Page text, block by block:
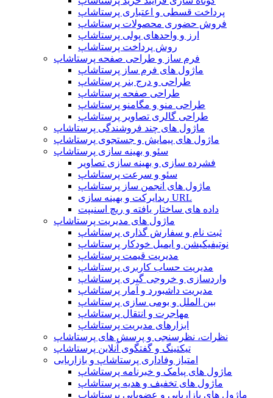
پرداخت قسطی و اعتباری پرستاشاپ
فروش حضوری محصولات پرستاشاپ
ارز و واحدهای پولی پرستاشاپ
روش پرداخت پرستاشاپ
فرم ساز و طراحی صفحه پرستاشاپ
ماژول های فرم ساز پرستاشاپ
طراحی و درج بنر پرستاشاپ
طراحی صفحه پرستاشاپ
طراحی منو و مگامنو پرستاشاپ
طراحی گالری تصاویر پرستاشاپ
ماژول های چند فروشندگی پرستاشاپ
ماژول های پیمایش و جستجوی پرستاشاپ
سئو و بهینه سازی پرستاشاپ
فشرده سازی و بهینه سازی تصاویر
سئو و سرعت پرستاشاپ
ماژول های انجمن ساز پرستاشاپ
ریدایرکت و بهینه سازی URL
داده های ساختار یافته و ریچ اسنیپت
ماژول های مدیریت پرستاشاپ
ثبت نام و سفارش گذاری پرستاشاپ
نوتیفیکیشن و ایمیل خودکار پرستاشاپ
مدیریت قیمت پرستاشاپ
مدیریت حساب کاربری پرستاشاپ
واردسازی و خروجی گیری پرستاشاپ
مدیریت داشبورد و آمار پرستاشاپ
بین الملل و بومی سازی پرستاشاپ
مهاجرت و انتقال پرستاشاپ
ابزارهای مدیریت پرستاشاپ
نظرات، نظرسنجی و پرسش های پرستاشاپ
تیکتینگ و گفتگوی آنلاین پرستاشاپ
امتیاز وفاداری پرستاشاپ و بازاریابی
ماژول های پیامک و خبرنامه پرستاشاپ
ماژول های تخفیف و هدیه پرستاشاپ
ماژول های بازاریابی و عضویابی پرستاشاپ